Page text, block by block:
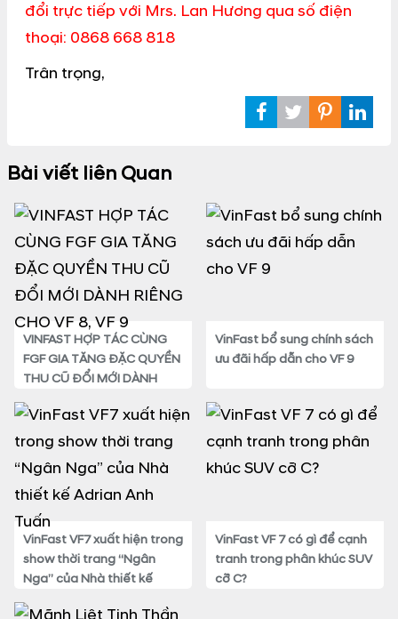
đổi trực tiếp với Mrs. Lan Hương qua số điện
thoại: 0868 668 818
Trân trọng,
Bài viết liên Quan
VINFAST HỢP TÁC CÙNG
FGF GIA TĂNG ĐẶC QUYỀN
THU CŨ ĐỔI MỚI DÀNH
VinFast bổ sung chính sách
ưu đãi hấp dẫn cho VF 9
VinFast VF7 xuất hiện trong
show thời trang “Ngân
Nga” của Nhà thiết kế
VinFast VF 7 có gì để cạnh
tranh trong phân khúc SUV
cỡ C?